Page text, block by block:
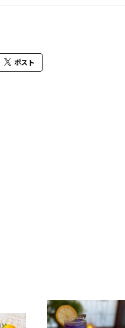
ポスト